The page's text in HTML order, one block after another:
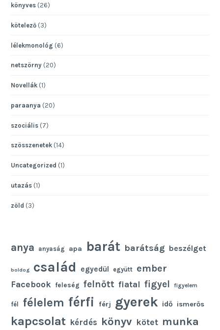
könyves (26)
kötelező (3)
lélekmonológ (6)
netszörny (20)
Novellák (1)
paraanya (20)
szociális (7)
szösszenetek (14)
Uncategorized (1)
utazás (1)
zöld (3)
anya anyaság apa barát barátság beszélget
boldog család egyedül együtt ember
Facebook feleség felnőtt fiatal figyel figyelem
fél félelem férfi férj gyerek idő ismerős
kapcsolat kérdés könyv kötet munka